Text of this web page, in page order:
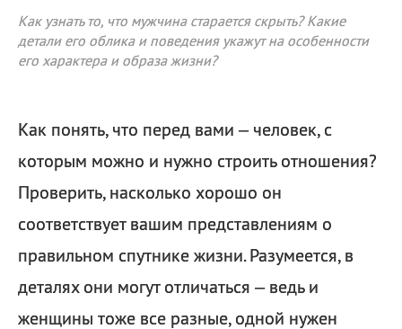
Как узнать то, что мужчина старается скрыть? Какие
детали его облика и поведения укажут на особенности
его характера и образа жизни?
Как понять, что перед вами – человек, с
которым можно и нужно строить отношения?
Проверить, насколько хорошо он
соответствует вашим представлениям о
правильном спутнике жизни. Разумеется, в
деталях они могут отличаться – ведь и
женщины тоже все разные, одной нужен